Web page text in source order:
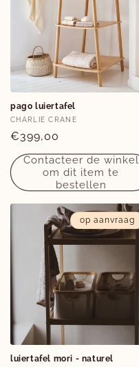
pago luiertafel
Verkoper:
CHARLIE CRANE
Normale
prijs
€399,00
Contacteer de winkel
om dit item te
bestellen
op aanvraag
luiertafel mori - naturel